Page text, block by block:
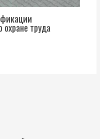
охране труда